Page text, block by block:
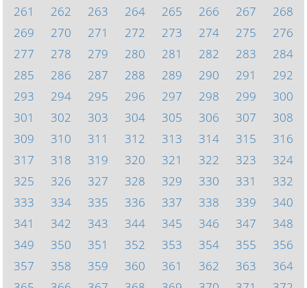
261
262 263 264 265 266 267
268
269
270 271 272 273 274 275
276
277
278 279 280 281 282 283
284
285
286 287 288 289 290 291
292
293
294 295 296 297 298 299
300
301
302 303 304 305 306 307
308
309
310 311 312 313 314 315
316
317
318 319 320 321 322 323
324
325
326 327 328 329 330 331
332
333
334 335 336 337 338 339
340
341
342 343 344 345 346 347
348
349
350 351 352 353 354 355
356
357
358 359 360 361 362 363
364